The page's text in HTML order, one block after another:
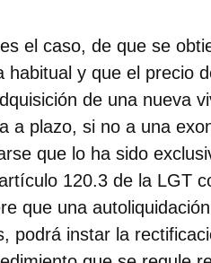
el caso, de que se
y que el precio
de una nueva
a plazo, si no a una
que lo ha sido
120.3 de la LGT
que una
podrá instar la